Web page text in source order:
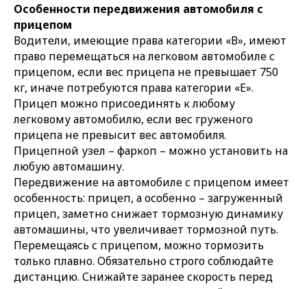
Особенности передвижения автомобиля с
прицепом
Водители, имеющие права категории «В», имеют
право перемещаться на легковом автомобиле с
прицепом, если вес прицепа не превышает 750
кг, иначе потребуются права категории «Е».
Прицеп можно присоединять к любому
легковому автомобилю, если вес груженого
прицепа не превысит вес автомобиля.
Прицепной узел – фаркоп – можно установить на
любую автомашину.
Передвижение на автомобиле с прицепом имеет
особенность: прицеп, а особенно – загруженный
прицеп, заметно снижает тормозную динамику
автомашины, что увеличивает тормозной путь.
Перемещаясь с прицепом, можно тормозить
только плавно. Обязательно строго соблюдайте
дистанцию. Снижайте заранее скорость перед